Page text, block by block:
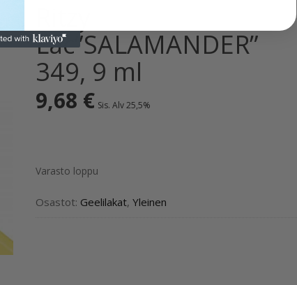
Lac”SALAMANDER”
349, 9 ml
9,68 € Sis. Alv 25,5%
Varasto loppu
Osastot: Geelilakat, Yleinen